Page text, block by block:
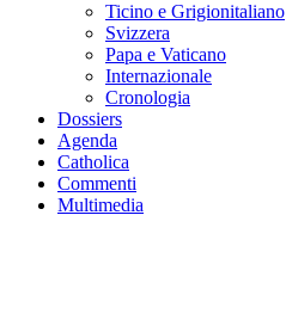
Ticino e Grigionitaliano
Svizzera
Papa e Vaticano
Internazionale
Cronologia
Dossiers
Agenda
Catholica
Commenti
Multimedia